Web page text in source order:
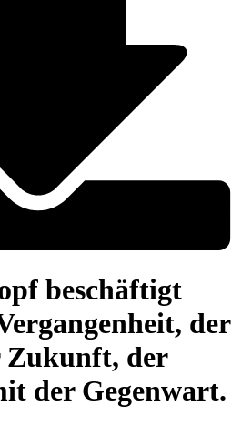
beschäftigt
der
der
der Gegenwart.